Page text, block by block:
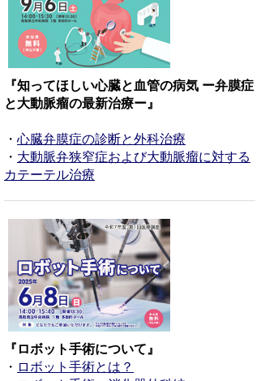
『知ってほしい心臓と血管の病気 ー弁膜症
と大動脈瘤の最新治療ー』
・ 心臓弁膜症の診断と外科治療
・ 大動脈弁狭窄症および大動脈瘤に対する
カテーテル治療
『ロボット手術について』
・ ロボット手術とは？